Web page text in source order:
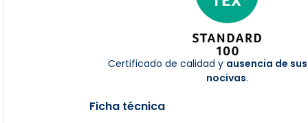
Certificado de calidad y ausencia de
nocivas.
Ficha técnica